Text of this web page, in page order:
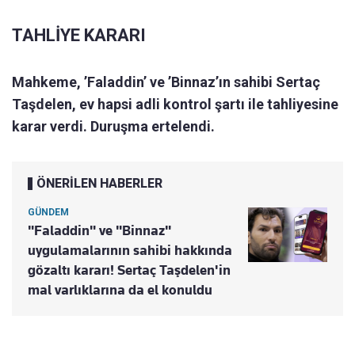
TAHLİYE KARARI
Mahkeme, ’Faladdin’ ve ’Binnaz’ın sahibi Sertaç
Taşdelen, ev hapsi adli kontrol şartı ile tahliyesine
karar verdi. Duruşma ertelendi.
ÖNERİLEN HABERLER
GÜNDEM
"Faladdin" ve "Binnaz"
uygulamalarının sahibi hakkında
gözaltı kararı! Sertaç Taşdelen'in
mal varlıklarına da el konuldu